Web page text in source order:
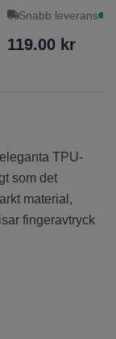
Snabb leverans
119.00 kr
TPU-
som det
material,
fingeravtryck